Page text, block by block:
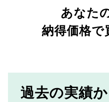
あなた
納得価格で
過去の実績